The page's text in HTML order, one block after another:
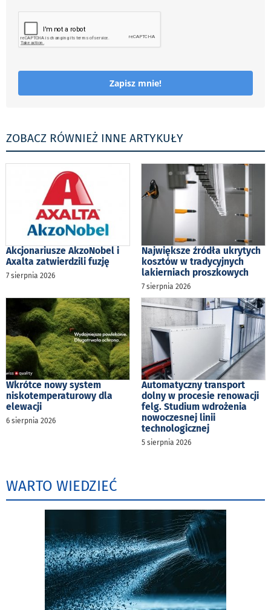
Zapisz mnie!
ZOBACZ RÓWNIEŻ INNE ARTYKUŁY
Akcjonariusze AkzoNobel i
Axalta zatwierdzili fuzję
7 sierpnia 2026
Największe źródła ukrytych
kosztów w tradycyjnych
lakierniach proszkowych
7 sierpnia 2026
Wkrótce nowy system
niskotemperaturowy dla
elewacji
6 sierpnia 2026
Automatyczny transport
dolny w procesie renowacji
felg. Studium wdrożenia
nowoczesnej linii
technologicznej
5 sierpnia 2026
WARTO WIEDZIEĆ